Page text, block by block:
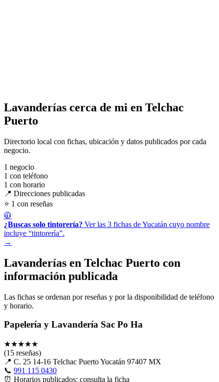
Lavanderías cerca de mi en Telchac
Puerto
Directorio local con fichas, ubicación y datos publicados por cada
negocio.
1 negocio
1 con teléfono
1 con horario
📍 Direcciones publicadas
⭐ 1 con reseñas
🧥
¿Buscas solo tintorería? Ver las 3 fichas de Yucatán cuyo nombre
incluye “tintorería”.
→
Lavanderías en Telchac Puerto con
información publicada
Las fichas se ordenan por reseñas y por la disponibilidad de teléfono
y horario.
Papelería y Lavandería Sac Po Ha
★★★★★
(15 reseñas)
📍 C. 25 14-16 Telchac Puerto Yucatán 97407 MX
📞 991 115 0430
⏰ Horarios publicados: consulta la ficha